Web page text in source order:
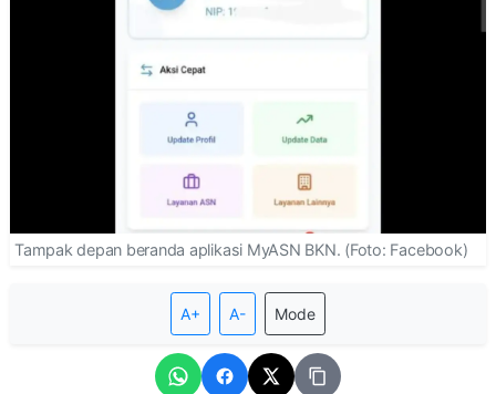
Tampak depan beranda aplikasi MyASN BKN. (Foto: Facebook)
A+ A- Mode